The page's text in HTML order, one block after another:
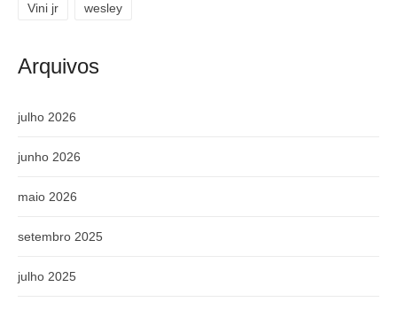
Vini jr wesley
Arquivos
julho 2026
junho 2026
maio 2026
setembro 2025
julho 2025